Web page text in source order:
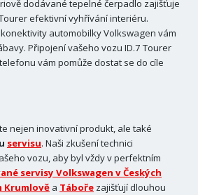
dodávané tepelné čerpadlo zajišťuje
efektivní vyhřívání interiéru.
automobilky Volkswagen vám
Připojení vašeho vozu ID.7 Tourer
vám pomůže dostat se do cíle
nejen inovativní produkt, ale také
servisu. Naši zkušení technici
vozu, aby byl vždy v perfektním
servisy Volkswagen v Českých
Krumlově a Táboře zajišťují dlouhou